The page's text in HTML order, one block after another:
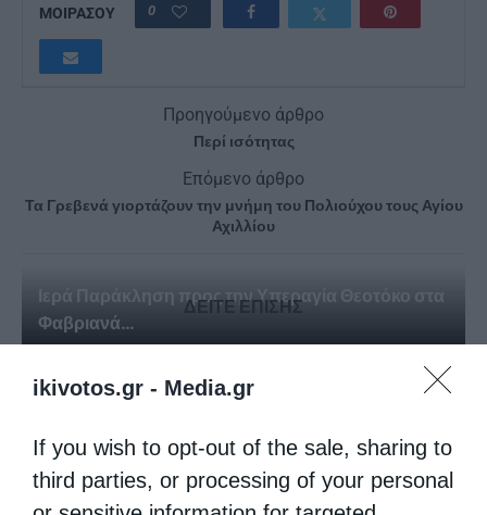
ikivotos.gr - Media.gr
If you wish to opt-out of the sale, sharing to
third parties, or processing of your personal
ΜΟΙΡΑΣΟΥ 0
Προηγούμενο άρθρο
Περί ισότητας
Επόμενο άρθρο
Τα Γρεβενά γιορτάζουν την μνήμη του Πολιούχου τους Αγίου
Αχιλλίου
ΔΕΙΤΕ ΕΠΙΣΗΣ
Ιερά Παράκληση προς την Υπεραγία Θεοτόκο στα
Φαβριανά...